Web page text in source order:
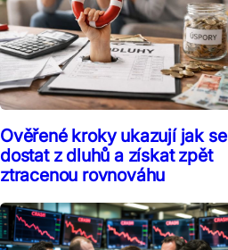
Ověřené kroky ukazují jak se
dostat z dluhů a získat zpět
ztracenou rovnováhu